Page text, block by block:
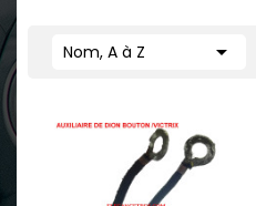
Nom, A à Z 